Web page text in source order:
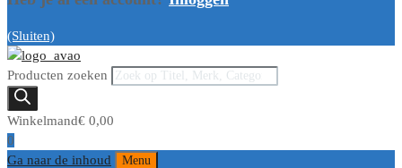
(Sluiten)
Producten zoeken
Winkelmand€ 0,00
0
Ga naar de inhoud
Menu